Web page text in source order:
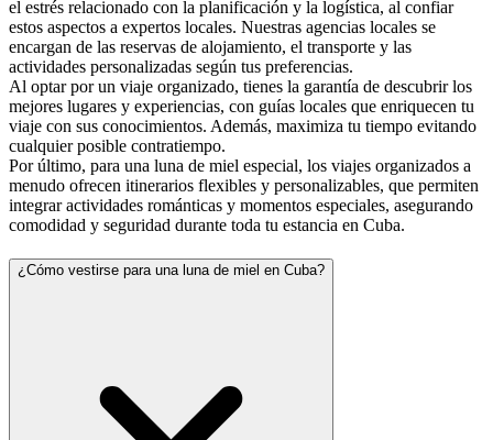
el estrés relacionado con la planificación y la logística, al confiar
estos aspectos a expertos locales. Nuestras agencias locales se
encargan de las reservas de alojamiento, el transporte y las
actividades personalizadas según tus preferencias.
Al optar por un viaje organizado, tienes la garantía de descubrir los
mejores lugares y experiencias, con guías locales que enriquecen tu
viaje con sus conocimientos. Además, maximiza tu tiempo evitando
cualquier posible contratiempo.
Por último, para una luna de miel especial, los viajes organizados a
menudo ofrecen itinerarios flexibles y personalizables, que permiten
integrar actividades románticas y momentos especiales, asegurando
comodidad y seguridad durante toda tu estancia en Cuba.
¿Cómo vestirse para una luna de miel en Cuba?